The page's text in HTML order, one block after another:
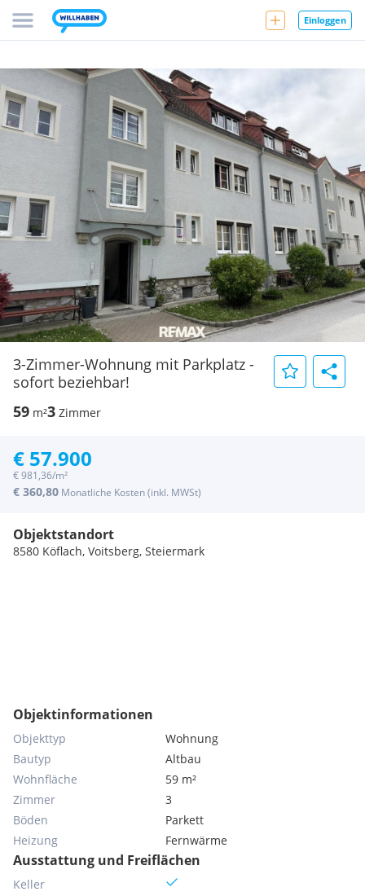
Einloggen
3-Zimmer-Wohnung mit Parkplatz -
sofort beziehbar!
59 m²3 Zimmer
€ 57.900
€ 981,36/m²
€ 360,80 Monatliche Kosten (inkl. MWSt)
Objektstandort
8580 Köflach, Voitsberg, Steiermark
Objektinformationen
Objekttyp
Wohnung
Bautyp
Altbau
Wohnfläche
59 m²
Zimmer
3
Böden
Parkett
Heizung
Fernwärme
Ausstattung und Freiflächen
Keller